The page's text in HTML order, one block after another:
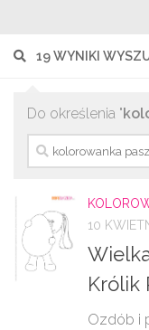
19 WYNIKI
Do określenia "
Szukaj:
10
Królik
Ozdób i